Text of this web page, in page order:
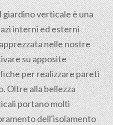
giardino verticale è una
interni ed esterni
nelle nostre
su apposite
per realizzare pareti
Oltre alla bellezza
portano molti
dell'isolamento